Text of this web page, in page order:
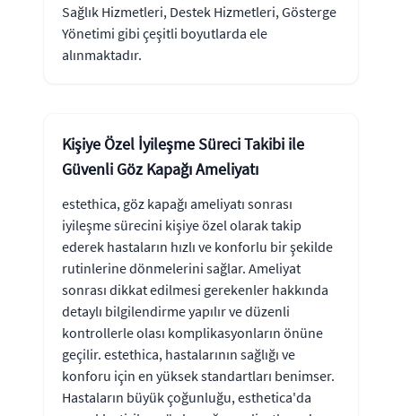
Sağlık Hizmetleri, Destek Hizmetleri, Gösterge
Yönetimi gibi çeşitli boyutlarda ele
alınmaktadır.
Kişiye Özel İyileşme Süreci Takibi ile
Güvenli Göz Kapağı Ameliyatı
estethica, göz kapağı ameliyatı sonrası
iyileşme sürecini kişiye özel olarak takip
ederek hastaların hızlı ve konforlu bir şekilde
rutinlerine dönmelerini sağlar. Ameliyat
sonrası dikkat edilmesi gerekenler hakkında
detaylı bilgilendirme yapılır ve düzenli
kontrollerle olası komplikasyonların önüne
geçilir. estethica, hastalarının sağlığı ve
konforu için en yüksek standartları benimser.
Hastaların büyük çoğunluğu, esthetica'da